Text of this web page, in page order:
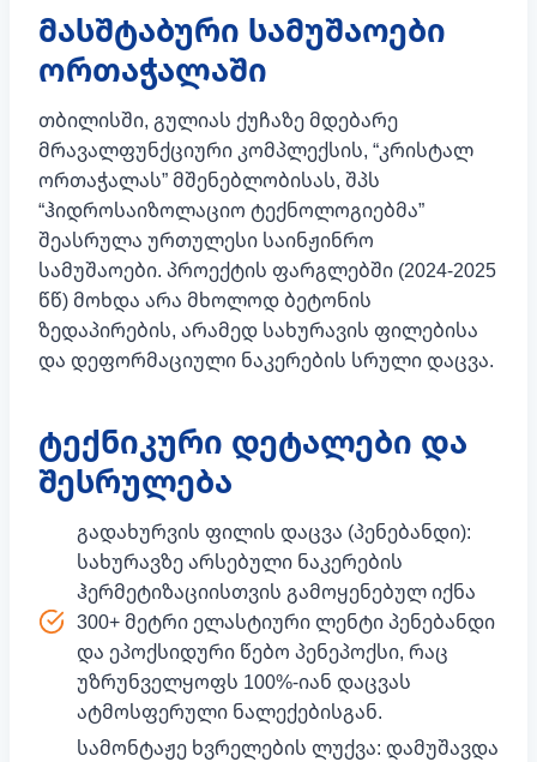
მასშტაბური სამუშაოები
ორთაჭალაში
თბილისში, გულიას ქუჩაზე მდებარე
მრავალფუნქციური კომპლექსის, “კრისტალ
ორთაჭალას” მშენებლობისას, შპს
“ჰიდროსაიზოლაციო ტექნოლოგიებმა”
შეასრულა ურთულესი საინჟინრო
სამუშაოები. პროექტის ფარგლებში (2024-2025
წწ) მოხდა არა მხოლოდ ბეტონის
ზედაპირების, არამედ სახურავის ფილებისა
და დეფორმაციული ნაკერების სრული დაცვა.
ტექნიკური დეტალები და
შესრულება
გადახურვის ფილის დაცვა (პენებანდი):
სახურავზე არსებული ნაკერების
ჰერმეტიზაციისთვის გამოყენებულ იქნა
300+ მეტრი ელასტიური ლენტი პენებანდი
და ეპოქსიდური წებო პენეპოქსი, რაც
უზრუნველყოფს 100%-იან დაცვას
ატმოსფერული ნალექებისგან.
სამონტაჟე ხვრელების ლუქვა: დამუშავდა